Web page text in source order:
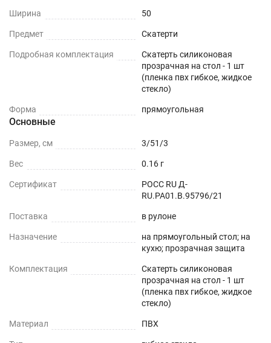
загрязнениям.
Шумоподавление - снижает стук от посуды.
Прозрачность – подчеркнет дизайн вашей
до +70 (зависит от толщины)
Простота - не требует стирки и обслуживания.
Гибкость - можно свернуть для хранения и
затем вновь разложить.
эксплуатации более 10 лет.
Использование скатерти из прозрачного ПВХ
сохранит красоту вашей мебели и облегчит
уборку после шумного праздника. Простота
ухода, поразит Вас с первых дней и станет
красоту и элегантность дизайна вашего дома.
Ширина 50
Предмет Скатерти
Подробная комплектация
Скатерть силиконовая
прозрачная на стол - 1 шт
(пленка пвх гибкое, жидкое
стекло)
Форма прямоугольная
Основные
Размер, см 3/51/3
Вес 0.16 г
Сертификат
РОСС RU Д-
RU.РА01.В.95796/21
Поставка в рулоне
Назначение
на прямоугольный стол; на
кухю; прозрачная защита
Комплектация
Скатерть силиконовая
прозрачная на стол - 1 шт
(пленка пвх гибкое, жидкое
стекло)
Материал ПВХ